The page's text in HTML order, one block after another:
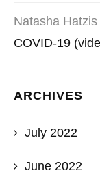
Natasha Hatzis
COVID-19
ARCHIVES
July 2022
June 2022